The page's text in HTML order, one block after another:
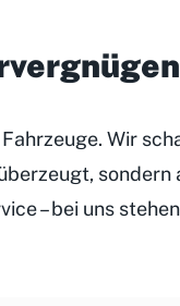
Wir
– bei uns